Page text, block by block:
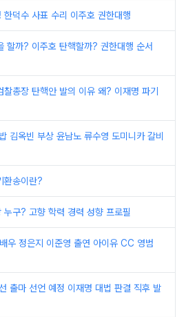
한덕수 사표 수리 이주호 권한대행
할까? 이주호 탄핵할까? 권한대행 순서
찰총장 탄핵안 발의 이유 왜? 이재명 파기
김옥빈 부상 윤남노 류수영 도미니카 갈비
환송이란?
누구? 고향 학력 경력 성향 프로필
우 정은지 이준영 출연 아이유 CC 영범
출마 선언 예정 이재명 대법 판결 직후 발